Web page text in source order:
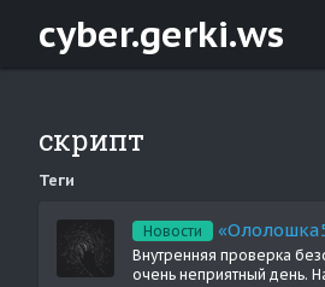
cyber.gerki.ws
скрипт
Теги
Новости
Внутренняя проверка
очень неприятный день.